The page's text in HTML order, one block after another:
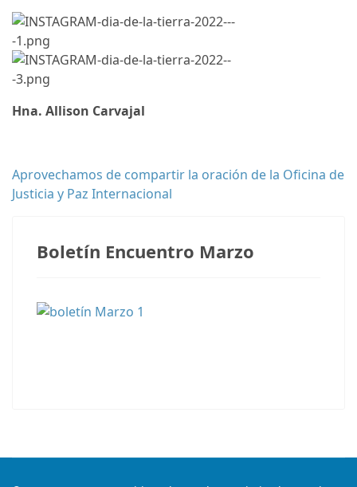
Hna. Allison Carvajal
Aprovechamos de compartir la oración de la Oficina de
Justicia y Paz Internacional
Boletín Encuentro Marzo